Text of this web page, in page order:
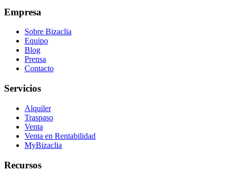
Empresa
Sobre Bizaclia
Equipo
Blog
Prensa
Contacto
Servicios
Alquiler
Traspaso
Venta
Venta en Rentabilidad
MyBizaclia
Recursos